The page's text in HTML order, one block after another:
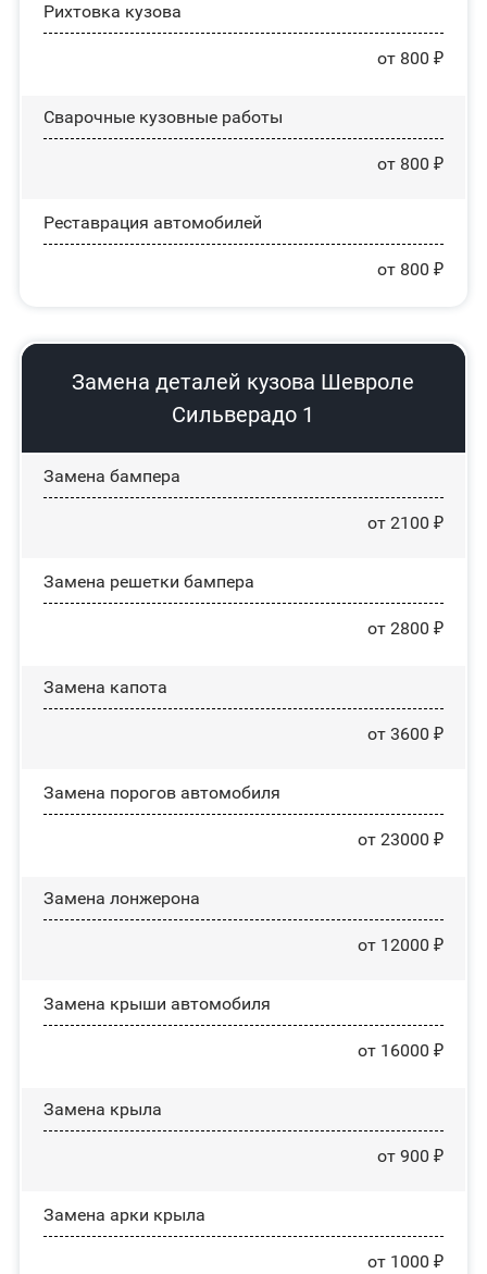
Рихтовка кузова
от 800 ₽
Сварочные кузовные работы
от 800 ₽
Реставрация автомобилей
от 800 ₽
Замена деталей кузова Шевроле
Сильверадо 1
Замена бампера
от 2100 ₽
Замена решетки бампера
от 2800 ₽
Замена капота
от 3600 ₽
Замена порогов автомобиля
от 23000 ₽
Замена лонжерона
от 12000 ₽
Замена крыши автомобиля
от 16000 ₽
Замена крыла
от 900 ₽
Замена арки крыла
от 1000 ₽